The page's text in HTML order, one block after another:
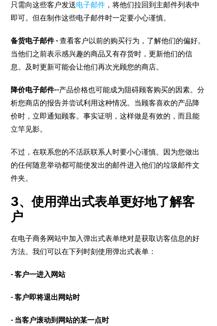
只需向这些客户发送电子邮件 ，将他们拉回到主邮件列表中
即可。但在制作这些电子邮件时一定要小心谨慎。
备货电子邮件 -查看客户以前的购买行为，了解他们的偏好。
当他们之前表示感兴趣的商品又有存货时，更新他们的信
息。及时更新可能会让他们再次光顾您的商店。
降价电子邮件--产品价格也可能成为阻碍顾客购买的因素。分
析您商店的报告并尝试利用这种情况。当顾客喜欢的产品降
价时，立即通知顾客。事实证明，这样做是有效的，而且能
立竿见影。
不过，在联系您的不活跃联系人时要小心谨慎。因为您做出
的任何随意举动都可能使发出的邮件进入他们的垃圾邮件文
件夹。
3、使用弹出式表单更好地了解客
户
在电子商务网站中加入弹出式表单绝对是获取访客信息的好
方法。我们可以在下列时刻使用弹出式表单：
- 客户一进入网站
- 客户即将退出网站时
- 当客户滚动到网站的某一点时